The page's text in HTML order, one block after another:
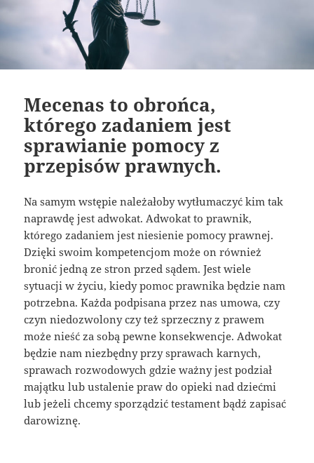
Mecenas to obrońca,
którego zadaniem jest
sprawianie pomocy z
przepisów prawnych.
Na samym wstępie należałoby wytłumaczyć kim tak
naprawdę jest adwokat. Adwokat to prawnik,
którego zadaniem jest niesienie pomocy prawnej.
Dzięki swoim kompetencjom może on również
bronić jedną ze stron przed sądem. Jest wiele
sytuacji w życiu, kiedy pomoc prawnika będzie nam
potrzebna. Każda podpisana przez nas umowa, czy
czyn niedozwolony czy też sprzeczny z prawem
może nieść za sobą pewne konsekwencje. Adwokat
będzie nam niezbędny przy sprawach karnych,
sprawach rozwodowych gdzie ważny jest podział
majątku lub ustalenie praw do opieki nad dziećmi
lub jeżeli chcemy sporządzić testament bądź zapisać
darowiznę.